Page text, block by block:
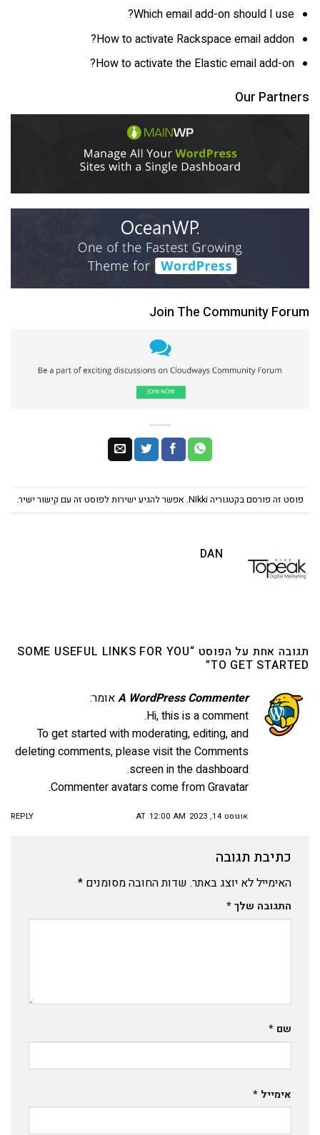
Which email add-on should I use?
How to activate Rackspace email addon?
How to activate the Elastic email add-on?
Our Partners
Join The Community Forum
פוסט זה פורסם בקטגוריהNIkki. אפשר להגיע ישירות לפוסט זה עם קישור ישיר.
DAN
תגובה אחת על הפוסט “SOME USEFUL LINKS FOR YOU
TO GET STARTED
”
A WordPress Commenterאומר:
Hi, this is a comment.
To get started with moderating, editing, and
deleting comments, please visit the Comments
screen in the dashboard.
Commenter avatars come fromGravatar
.
אוגוסט 14, 2023 AT 12:00 AM REPLY
כתיבת תגובה
האימייל לא יוצג באתר. שדות החובה מסומנים *
התגובה שלך*
שם *
אימייל *